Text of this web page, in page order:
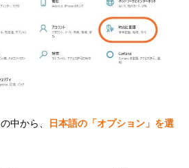
の中から、
日本語の「オプション」を選